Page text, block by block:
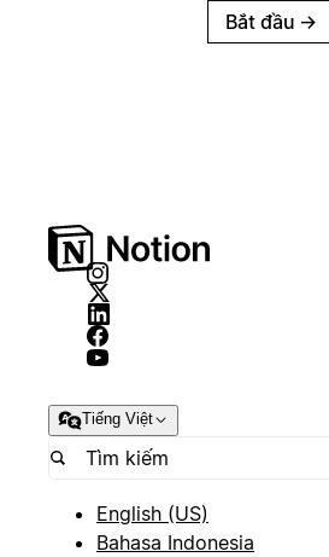
Bắt đầu →
Tiếng Việt
English (US)
Bahasa Indonesia